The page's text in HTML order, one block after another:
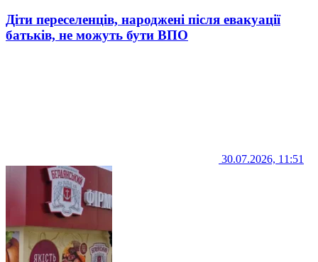
Діти переселенців, народжені після евакуації
батьків, не можуть бути ВПО
30.07.2026, 11:51